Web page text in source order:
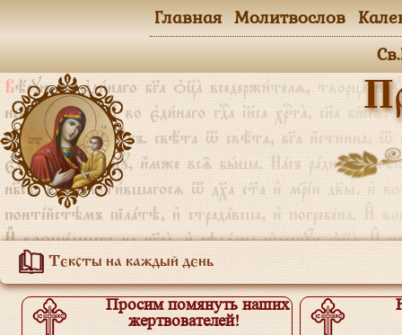
Тексты на каждый день
Главная Молитвослов
Просим помянуть наших
жертвователей!